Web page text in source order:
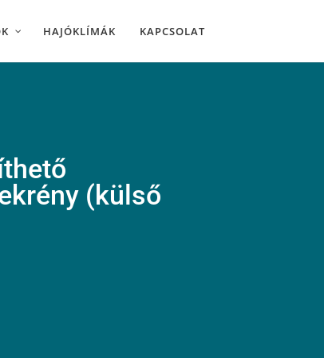
HAJÓKLÍMÁK KAPCSOLAT
(külső